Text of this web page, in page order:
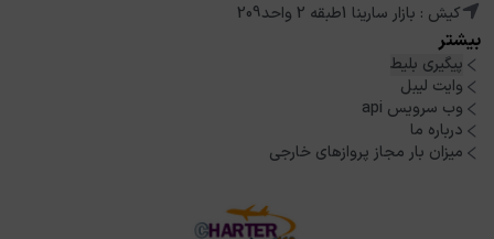
کیش : بازار سارینا 1طبقه 2 واحد209
بیشتر
پیگیری بلیط
وایت لیبل
وب سرویس api
درباره ما
میزان بار مجاز پروازهای خارجی